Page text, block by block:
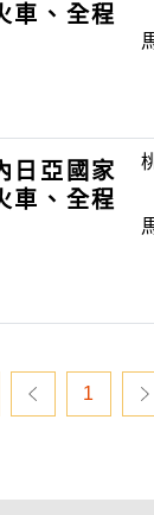
車、全程
日亞國家
車、全程
1